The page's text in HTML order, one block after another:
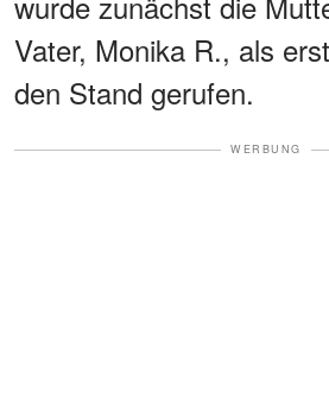
Vater, Monika R., als
den Stand gerufen.
WERBUNG